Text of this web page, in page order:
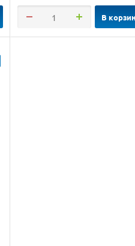
В